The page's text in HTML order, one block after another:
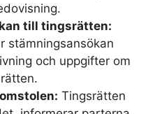
till tingsrätten:
stämningsansökan
och uppgifter om
Tingsrätten